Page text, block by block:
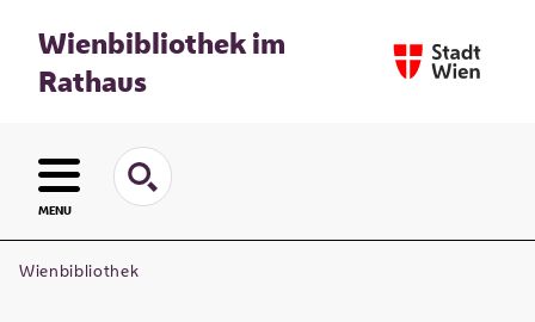
Wienbibliothek im
Rathaus
MENU
Wienbibliothek